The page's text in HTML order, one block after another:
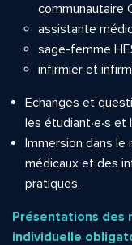
communautaire
assistante
sage-femme
infirmier et
Echanges et
les étudiant∙e∙s et
Immersion dans le
médicaux et des
pratiques.
Présentations des
individuelle